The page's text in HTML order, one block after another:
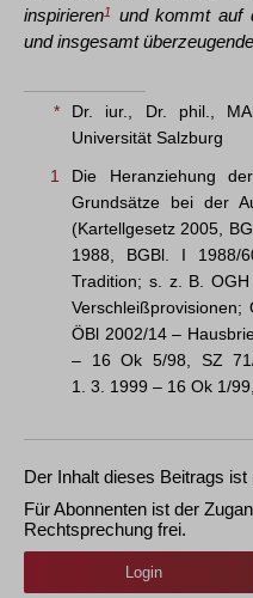
inspirieren1
und kommt auf
und insgesamt
*
Dr. iur., Dr. phil.,
Universität Salzburg
1
Die Heranziehung
Grundsätze bei der
(Kartellgesetz 2005,
1988, BGBl. I 1988/
Tradition; s. z. B.
ÖBl 2002/14 –
– 16 Ok 5/98, SZ
1. 3. 1999 – 16 Ok 1/
Der Inhalt dieses Beitrags ist
Für Abonnenten ist der
Rechtsprechung frei.
Login